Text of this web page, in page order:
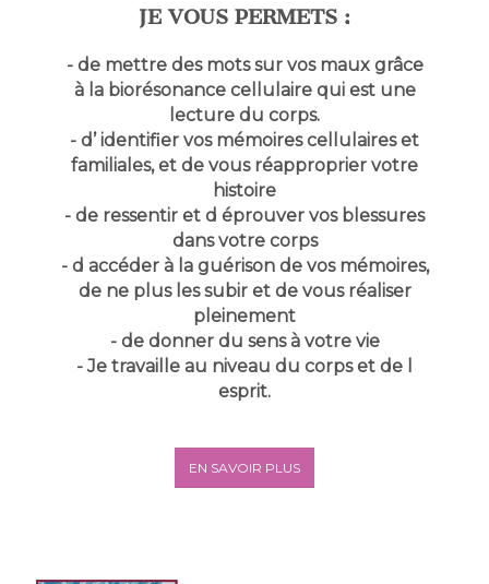
JE VOUS PERMETS :
- de mettre des mots sur vos maux grâce
à la biorésonance cellulaire qui est une
lecture du corps.
- d’ identifier vos mémoires cellulaires et
familiales, et de vous réapproprier votre
histoire
- de ressentir et d éprouver vos blessures
dans votre corps
- d accéder à la guérison de vos mémoires,
de ne plus les subir et de vous réaliser
pleinement
- de donner du sens à votre vie
- Je travaille au niveau du corps et de l
esprit.
EN SAVOIR PLUS